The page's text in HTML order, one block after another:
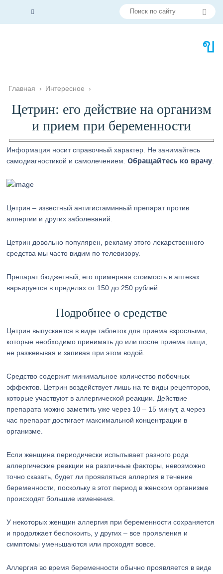
Главная › Интересное ›
Цетрин: его действие на организм
и прием при беременности
Информация носит справочный характер. Не занимайтесь
самодиагностикой и самолечением.Обращайтесь ко врачу
Цетрин – известный антигистаминный препарат против
аллергии и других заболеваний.
Цетрин довольно популярен, рекламу этого лекарственного
средства мы часто видим по телевизору.
Препарат бюджетный, его примерная стоимость в аптеках
варьируется в пределах от 150 до 250 рублей.
Подробнее о средстве
Цетрин выпускается в виде таблеток для приема взрослыми,
которые необходимо принимать до или после приема пищи,
не разжевывая и запивая при этом водой.
Средство содержит минимальное количество побочных
эффектов. Цетрин воздействует лишь на те виды рецепторов,
которые участвуют в аллергической реакции. Действие
препарата можно заметить уже через 10 – 15 минут, а через
час препарат достигает максимальной концентрации в
организме.
Если женщина периодически испытывает разного рода
аллергические реакции на различные факторы, невозможно
точно сказать, будет ли проявляться аллергия в течение
беременности, поскольку в этот период в женском организме
происходят большие изменения.
У некоторых женщин аллергия при беременности сохраняется
и продолжает беспокоить, у других – все проявления и
симптомы уменьшаются или проходят вовсе.
Аллергия во время беременности обычно проявляется в виде